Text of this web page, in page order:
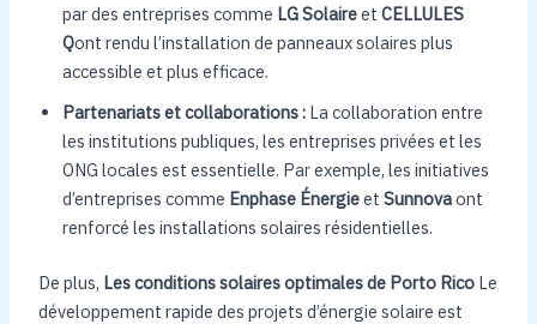
par des entreprises comme LG Solaireet CELLULES
Qont rendu l’installation de panneaux solaires plus
accessible et plus efficace.
Partenariats et collaborations :La collaboration entre
les institutions publiques, les entreprises privées et les
ONG locales est essentielle. Par exemple, les initiatives
d’entreprises comme Enphase Énergieet Sunnovaont
renforcé les installations solaires résidentielles.
De plus, Les conditions solaires optimales de Porto RicoLe
développement rapide des projets d’énergie solaire est